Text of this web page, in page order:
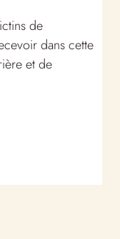
de
dans cette
et de